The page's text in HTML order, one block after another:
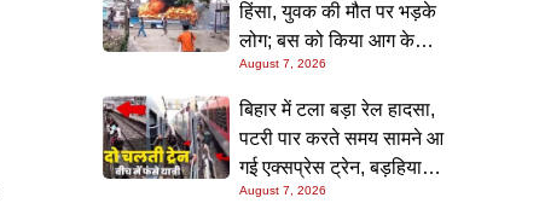
हिंसा, युवक की मौत पर भड़के
लोग; बस को किया आग के
हवाले, पुलिस और मीडिया पर
भी हमला
August 7, 2026
बिहार में टला बड़ा रेल हादसा,
पटरी पार करते समय सामने आ
गई एक्सप्रेस ट्रेन, बड़हिया
स्टेशन पर मची अफरा-तफरी,
August 7, 2026